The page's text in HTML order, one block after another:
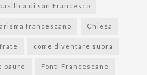
basilica di san Francesco
francescano Chiesa
come diventare suora
paure Fonti Francescane